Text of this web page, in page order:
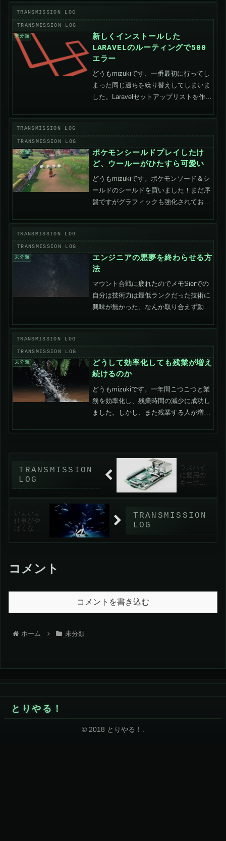
未分類
新しくインストールした
LARAVELのルーティングで500
エラー
どうもmizukiです、一番最初に行ってし
まった同じ過ちを繰り替えしてしまいま
した。Laravelセットアップリストを作っ
い（戒め）この設定を行わないと、ルー
未分類
ポケモンシールドプレイしたけ
ど、ウールーがひたすら可愛い
どうもmizukiです。ポケモンソード＆シ
ールドのシールドを買いました！まだ序
盤ですがグラフィックも強化されており
剣盾の世界ではバトルがショーとして成
未分類
エンジニアの悪夢を終わらせる方
法
マウント合戦に疲れたのでメモSierでの
自分は技術力は最低ランクだった技術に
興味が無かった、なんか取り合えず動け
書いていた。周りのレベルも相当低かっ
未分類
どうして効率化しても残業が増え
続けるのか
どうもmizukiです。一年間こつこつと業
務を効率化し、残業時間の減少に成功し
ました。しかし、また残業する人が増え
の原因は他にあると考えるようになりま
られるものを書きま...
ラズパイ
に愛用の
キーボー
マウス
MTがペア
死ぬほど
ハマった
いよいよ
仕事がや
ばくなっ
で、一旦
コメント
コメントを書き込む
ホーム 未分類
とりやる！
© 2018 とりやる！.